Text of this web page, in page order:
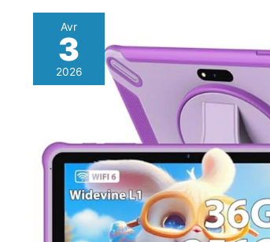
Avr
3
2026